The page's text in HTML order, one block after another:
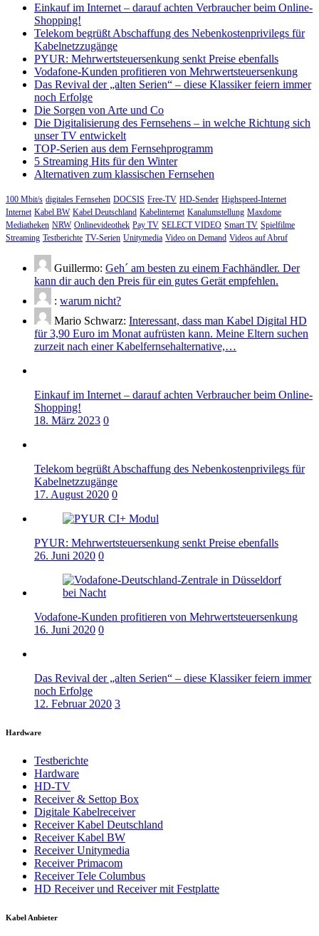
Einkauf im Internet – darauf achten Verbraucher beim Online-
Shopping!
Telekom begrüßt Abschaffung des Nebenkostenprivilegs für
Kabelnetzzugänge
PYUR: Mehrwertsteuersenkung senkt Preise ebenfalls
Vodafone-Kunden profitieren von Mehrwertsteuersenkung
Das Revival der „alten Serien“ – diese Klassiker feiern immer
noch Erfolge
Die Sorgen von Arte und Co
Die Digitalisierung des Fernsehens – in welche Richtung sich
unser TV entwickelt
TOP-Serien aus dem Fernsehprogramm
5 Streaming Hits für den Winter
Alternativen zum klassischen Fernsehen
100 Mbit/s digitales Fernsehen DOCSIS Free-TV HD-Sender Highspeed-Internet
Internet Kabel BW Kabel Deutschland Kabelinternet Kanalumstellung Maxdome
Mediatheken NRW Onlinevideothek Pay TV SELECT VIDEO Smart TV Spielfilme
Streaming Testberichte TV-Serien Unitymedia Video on Demand Videos auf Abruf
Guillermo: Geh´ am besten zu einem Fachhändler. Der
kann dir auch den Preis für ein gutes Gerät empfehlen.
: warum nicht?
Mario Schwarz: Interessant, dass man Kabel Digital HD
für 3,90 Euro im Monat aufrüsten kann. Meine Eltern suchen
zurzeit nach einer Kabelfernsehalternative,…
Einkauf im Internet – darauf achten Verbraucher beim Online-
Shopping!
18. März 2023 0
Telekom begrüßt Abschaffung des Nebenkostenprivilegs für
Kabelnetzzugänge
17. August 2020 0
PYUR: Mehrwertsteuersenkung senkt Preise ebenfalls
26. Juni 2020 0
Vodafone-Kunden profitieren von Mehrwertsteuersenkung
16. Juni 2020 0
Das Revival der „alten Serien“ – diese Klassiker feiern immer
noch Erfolge
12. Februar 2020 3
Hardware
Testberichte
Hardware
HD-TV
Receiver & Settop Box
Digitale Kabelreceiver
Receiver Kabel Deutschland
Receiver Kabel BW
Receiver Unitymedia
Receiver Primacom
Receiver Tele Columbus
HD Receiver und Receiver mit Festplatte
Kabel Anbieter